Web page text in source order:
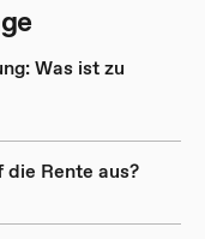
Was ist zu
Rente aus?